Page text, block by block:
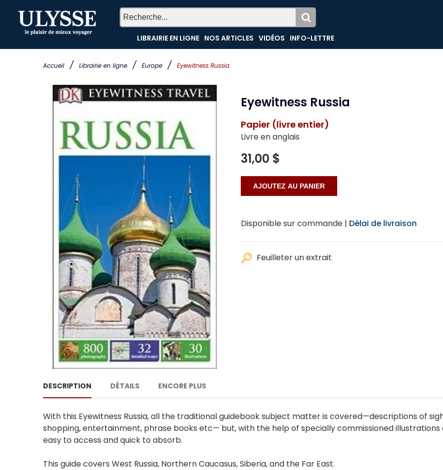
Accueil / Librairie en ligne / Europe / Eyewitness Russia
LIBRAIRIE EN LIGNE NOS ARTICLES VIDÉOS INFO-LETTRE
Eyewitness Russia
Papier (livre entier)
Livre en anglais
31,00 $
Disponible sur commande | Délai de livraison
Feuilleter un extrait
DESCRIPTION DÉTAILS ENCORE PLUS
With this Eyewitness Russia, all the traditional guidebook subject matter is covered—descriptions of
shopping, entertainment, phrase books etc— but, with the help of specially commissioned illustrations
easy to access and quick to absorb.
This guide covers West Russia, Northern Caucasus, Siberia, and the Far East.